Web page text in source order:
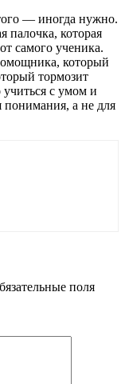
— иногда нужно.
палочка, которая
самого ученика.
который
тормозит
с умом и
понимания, а не для
поля